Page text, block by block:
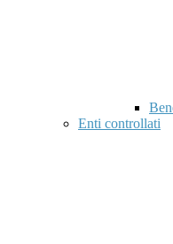
Enti controllati